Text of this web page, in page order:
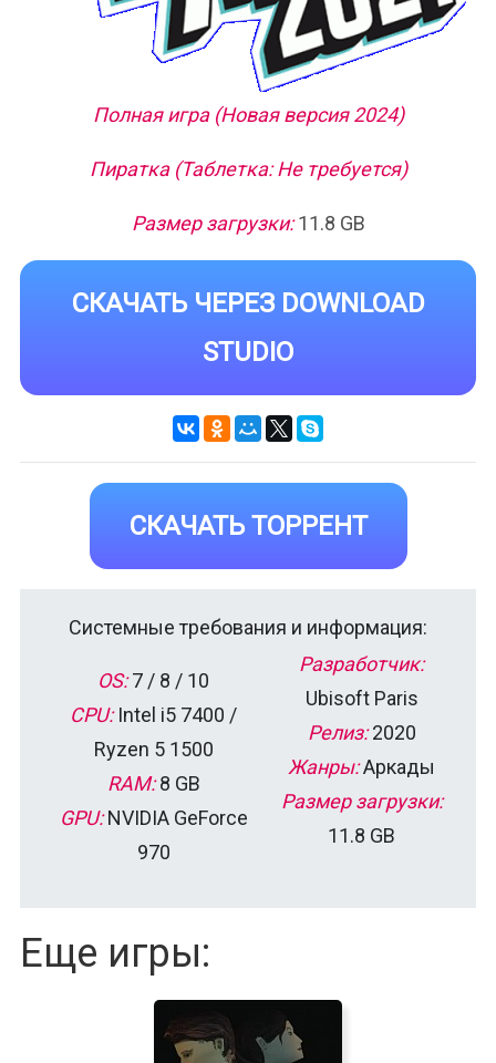
Полная игра (Новая версия 2024)
Пиратка (Таблетка: Не требуется)
Размер загрузки:11.8 GB
СКАЧАТЬ ЧЕРЕЗ DOWNLOAD
STUDIO
СКАЧАТЬ ТОРРЕНТ
Системные требования и информация:
OS:7 / 8 / 10
CPU:Intel i5 7400 /
Ryzen 5 1500
RAM:8 GB
GPU:NVIDIA GeForce
970
Разработчик:
Ubisoft Paris
Релиз:2020
Жанры:Аркады
Размер загрузки:
11.8 GB
Еще игры: